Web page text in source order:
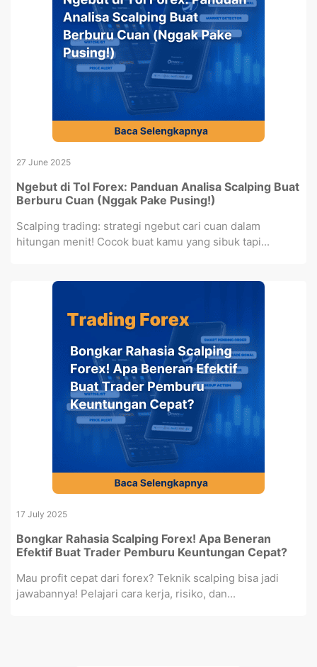
27 June 2025
Ngebut di Tol Forex: Panduan Analisa Scalping Buat
Berburu Cuan (Nggak Pake Pusing!)
Scalping trading: strategi ngebut cari cuan dalam
hitungan menit! Cocok buat kamu yang sibuk tapi...
17 July 2025
Bongkar Rahasia Scalping Forex! Apa Beneran
Efektif Buat Trader Pemburu Keuntungan Cepat?
Mau profit cepat dari forex? Teknik scalping bisa jadi
jawabannya! Pelajari cara kerja, risiko, dan...